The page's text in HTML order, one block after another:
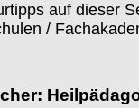
auf dieser
/